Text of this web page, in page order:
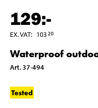
129:-
EX. VAT: 10320
Waterproof
Art. 37-494